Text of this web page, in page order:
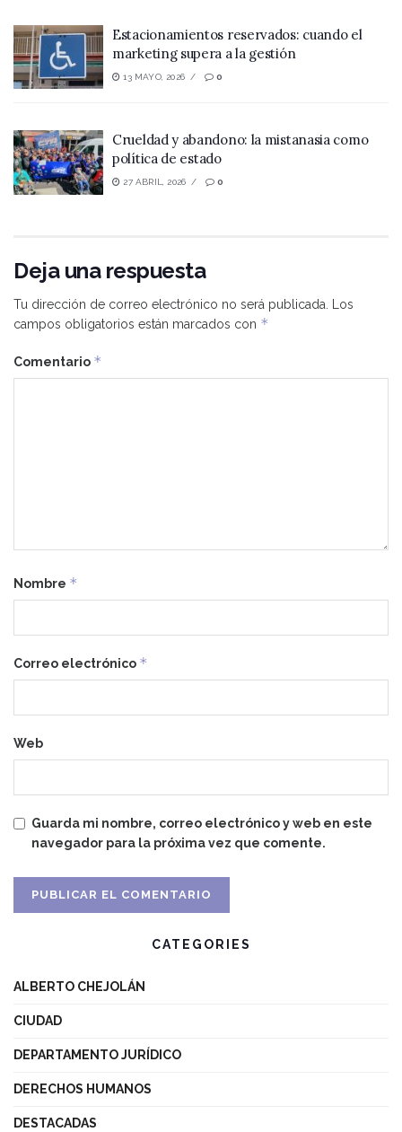
Estacionamientos reservados: cuando el
marketing supera a la gestión
13 MAYO, 2026 0
Crueldad y abandono: la mistanasia como
política de estado
27 ABRIL, 2026 0
Deja una respuesta
Tu dirección de correo electrónico no será publicada.
Los
campos obligatorios están marcados con *
Comentario *
Nombre *
Correo electrónico *
Web
Guarda mi nombre, correo electrónico y web en este
navegador para la próxima vez que comente.
CATEGORIES
ALBERTO CHEJOLÁN
CIUDAD
DEPARTAMENTO JURÍDICO
DERECHOS HUMANOS
DESTACADAS